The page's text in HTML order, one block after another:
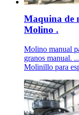
Maquina de
Molino .
Molino manual
granos manual.
Molinillo para